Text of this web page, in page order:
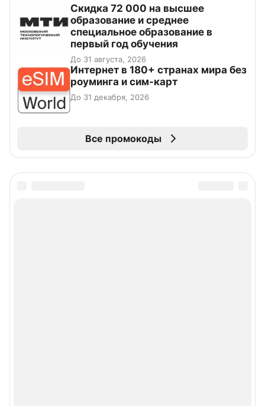
Скидка 72 000 на высшее
образование и среднее
специальное образование в
первый год обучения
До 31 августа, 2026
Интернет в 180+ странах мира без
роуминга и сим-карт
До 31 декабря, 2026
Все промокоды